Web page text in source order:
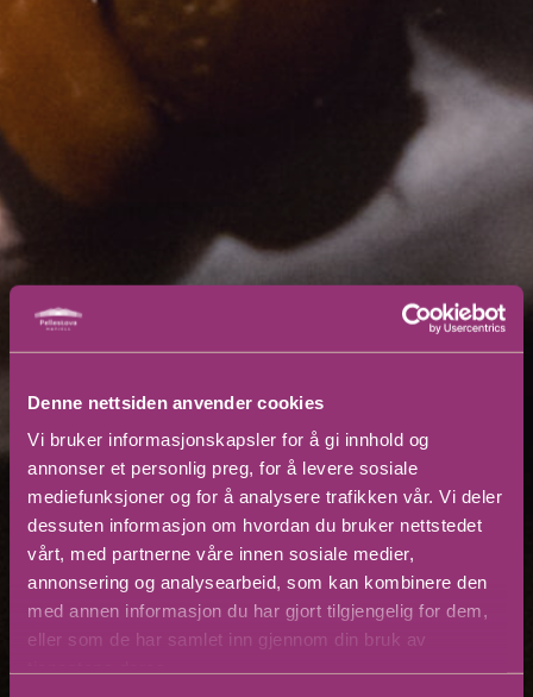
Denne nettsiden anvender cookies
Vi bruker informasjonskapsler for å gi innhold og
annonser et personlig preg, for å levere sosiale
mediefunksjoner og for å analysere trafikken vår. Vi deler
dessuten informasjon om hvordan du bruker nettstedet
vårt, med partnerne våre innen sosiale medier,
annonsering og analysearbeid, som kan kombinere den
med annen informasjon du har gjort tilgjengelig for dem,
eller som de har samlet inn gjennom din bruk av